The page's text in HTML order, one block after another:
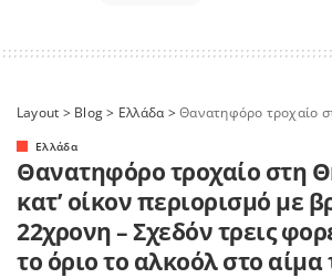
Layout > Blog> Ελλάδα>Θανατηφόρο τροχαίο στη Θηβών: Σε κατ’ οίκον περιορισμό με βραχιολάκι
Ελλάδα
Θανατηφόρο τροχαίο στη
κατ’ οίκον περιορισμό με
22χρονη – Σχεδόν τρεις
το όριο το αλκοόλ στο αίμα